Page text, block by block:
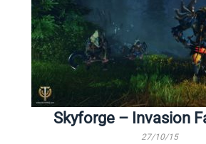
Skyforge – Invasion
27/10/15